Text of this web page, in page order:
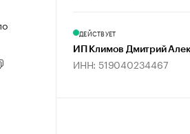
ДЕЙСТВУЕТ
ИП Климов Дмитрий
ИНН: 519040234467